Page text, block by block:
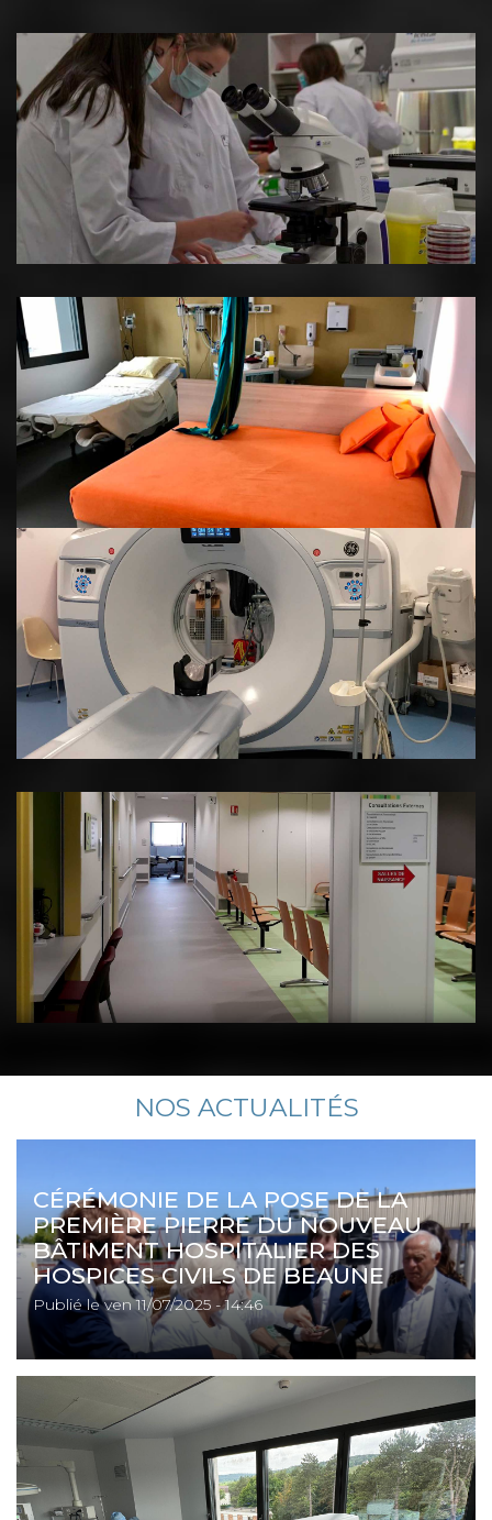
Image
4
Image
NOS ACTUALITÉS
CÉRÉMONIE DE LA POSE DE LA
PREMIÈRE PIERRE DU NOUVEAU
BÂTIMENT HOSPITALIER DES
HOSPICES CIVILS DE BEAUNE
Publié leven 11/07/2025 - 14:46